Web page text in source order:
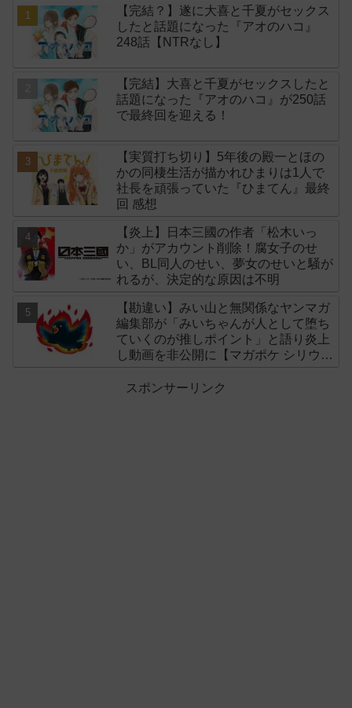
【完結？】遂に大喜と千夏がセックス
したと話題になった『アオのハコ』
248話【NTRなし】
【完結】大喜と千夏がセックスしたと
話題になった『アオのハコ』が250話
で最終回を迎える！
【実質打ち切り】5年後の殿一とほの
かの同棲生活が描かれひまりは1人で
社長を頑張っていた『ひまてん』最終
回 感想
【炎上】日本三國の作者「松木いっ
か」がアカウント削除！腐女子のせ
い、BL同人のせい、夢女のせいと騒が
れるが、決定的な原因は不明
【勘違い】みい山と無関係なヤンマガ
編集部が「みいちゃんが人として堕ち
ていくのが推しポイント」と語り炎上
し動画を非公開に【マガポケ シリウ
スポンサーリンク